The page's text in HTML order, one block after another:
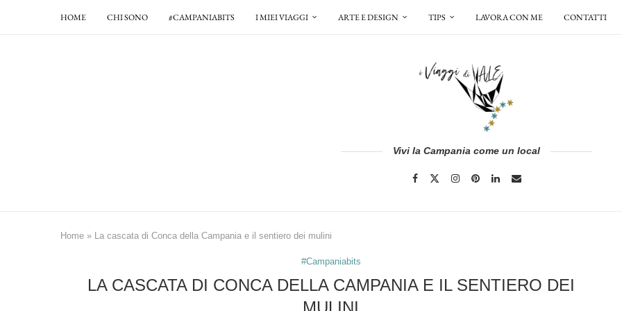
HOME CHI SONO #CAMPANIABITS I MIEI VIAGGI ARTE E DESIGN TIPS LAVORA CON ME CONTATTI
Vivi la Campania come un local
Home » La cascata di Conca della Campania e il sentiero dei mulini
#Campaniabits
LA CASCATA DI CONCA DELLA CAMPANIA E IL SENTIERO DEI